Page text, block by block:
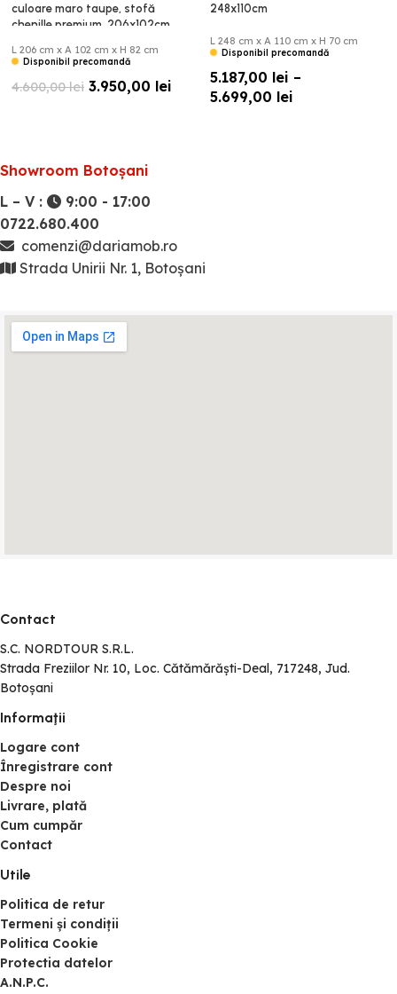
culoare maro taupe, stofă
chenille premium, 206x102cm
L 206 cm x A 102 cm x H 82 cm
Disponibil precomandă
4.600,00lei 3.950,00 lei
248x110cm
L 248 cm x A 110 cm x H 70 cm
Disponibil precomandă
5.187,00 lei –
5.699,00 lei
Showroom Botoșani
L – V :
9:00 - 17:00
0722.680.400
comenzi@dariamob.ro
Strada Unirii Nr. 1, Botoșani
Contact
S.C. NORDTOUR S.R.L.
Strada Freziilor Nr. 10, Loc. Cătămărăști-Deal, 717248, Jud.
Botoșani
Informaţii
Logare cont
Înregistrare cont
Despre noi
Livrare, plată
Cum cumpăr
Contact
Utile
Politica de retur
Termeni și condiții
Politica Cookie
Protectia datelor
A.N.P.C.